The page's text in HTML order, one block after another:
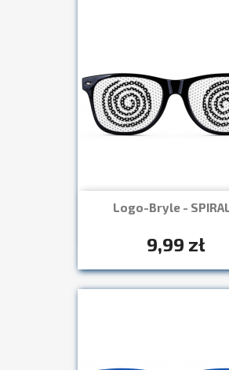
Logo-Bryle -
9,99 zł
Szybki